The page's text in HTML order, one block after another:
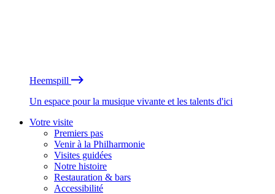
Heemspill
Un espace pour la musique vivante et les talents d'ici
Votre visite
Premiers pas
Venir à la Philharmonie
Visites guidées
Notre histoire
Restauration & bars
Accessibilité